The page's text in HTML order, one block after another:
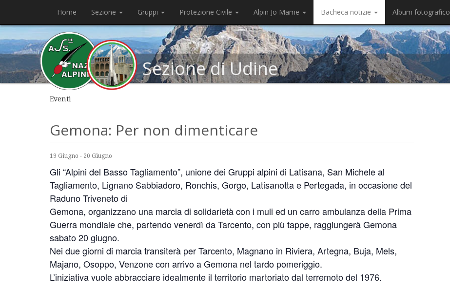
Home Sezione Gruppi Protezione Civile Alpin Jo Mame Bacheca notizie Album fotografico
Sezione di Udine
Eventi
Gemona: Per non dimenticare
19 Giugno - 20 Giugno
Gli “Alpini del Basso Tagliamento”, unione dei Gruppi alpini di Latisana, San Michele al
Tagliamento, Lignano Sabbiadoro, Ronchis, Gorgo, Latisanotta e Pertegada, in occasione del
Raduno Triveneto di
Gemona, organizzano una marcia di solidarietà con i muli ed un carro ambulanza della Prima
Guerra mondiale che, partendo venerdì da Tarcento, con più tappe, raggiungerà Gemona
sabato 20 giugno.
Nei due giorni di marcia transiterà per Tarcento, Magnano in Riviera, Artegna, Buja, Mels,
Majano, Osoppo, Venzone con arrivo a Gemona nel tardo pomeriggio.
L’iniziativa vuole abbracciare idealmente il territorio martoriato dal terremoto del 1976.